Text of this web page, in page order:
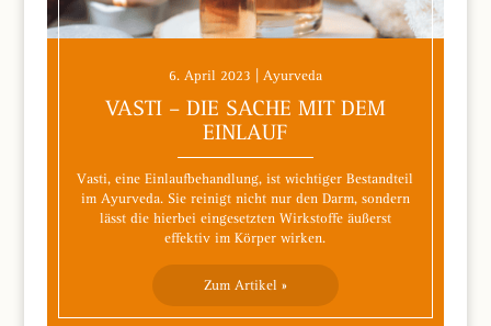
6. April 2023 | Ayurveda
VASTI – DIE SACHE MIT DEM
EINLAUF
Vasti, eine Einlaufbehandlung, ist wichtiger Bestandteil
im Ayurveda. Sie reinigt nicht nur den Darm, sondern
lässt die hierbei eingesetzten Wirkstoffe äußerst
effektiv im Körper wirken.
Zum Artikel »